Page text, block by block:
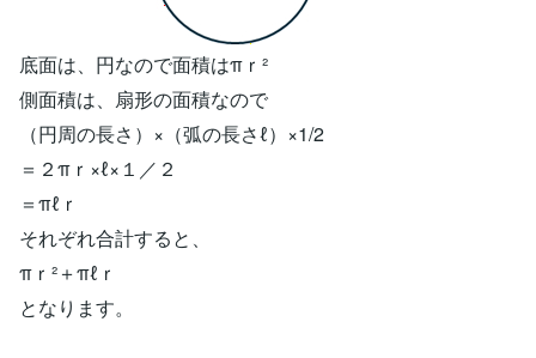
底面は、円なので面積はπｒ²
側面積は、扇形の面積なので
（円周の長さ）×（弧の長さℓ）×1/2
＝２πｒ×ℓ×１／２
＝πℓｒ
それぞれ合計すると、
πｒ²＋πℓｒ
となります。